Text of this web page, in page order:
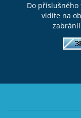
Do příslušného
vidíte na